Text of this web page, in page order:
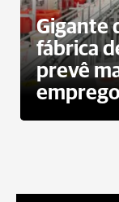
Gigante
fábrica
prevê